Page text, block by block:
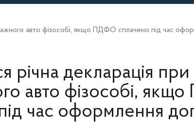
авто фізособі, якщо ПДФО сплачено під час
річна декларація
авто фізособі,
час оформлення